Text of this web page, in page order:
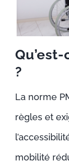
?
La norme
règles et
mobilité